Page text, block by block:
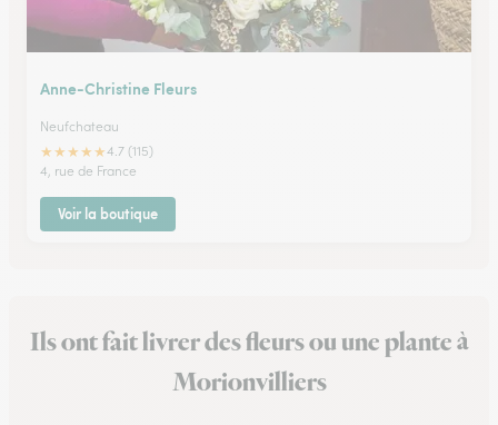
Anne-Christine Fleurs
Neufchateau
★★★★★4.7 (115)
4, rue de France
Voir la boutique
Ils ont fait livrer des fleurs ou une plante à
Morionvilliers